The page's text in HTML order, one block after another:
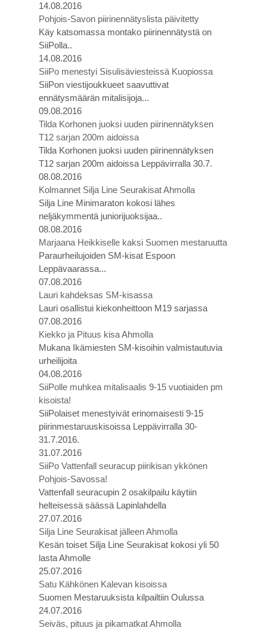
14.08.2016
Pohjois-Savon piirinennätyslista päivitetty
Käy katsomassa montako piirinennätystä on
SiiPolla..
14.08.2016
SiiPo menestyi Sisulisäviesteissä Kuopiossa
SiiPon viestijoukkueet saavuttivat
ennätysmäärän mitalisijoja...
09.08.2016
Tilda Korhonen juoksi uuden piirinennätyksen
T12 sarjan 200m aidoissa
Tilda Korhonen juoksi uuden piirinennätyksen
T12 sarjan 200m aidoissa Leppävirralla 30.7.
08.08.2016
Kolmannet Silja Line Seurakisat Ahmolla
Silja Line Minimaraton kokosi lähes
neljäkymmentä juniorijuoksijaa..
08.08.2016
Marjaana Heikkiselle kaksi Suomen mestaruutta
Paraurheilujoiden SM-kisat Espoon
Leppävaarassa...
07.08.2016
Lauri kahdeksas SM-kisassa
Lauri osallistui kiekonheittoon M19 sarjassa
07.08.2016
Kiekko ja Pituus kisa Ahmolla
Mukana Ikämiesten SM-kisoihin valmistautuvia
urheilijoita
04.08.2016
SiiPolle muhkea mitalisaalis 9-15 vuotiaiden pm
kisoista!
SiiPolaiset menestyivät erinomaisesti 9-15
piirinmestaruuskisoissa Leppävirralla 30-
31.7.2016.
31.07.2016
SiiPo Vattenfall seuracup piirikisan ykkönen
Pohjois-Savossa!
Vattenfall seuracupin 2 osakilpailu käytiin
helteisessä säässä Lapinlahdella
27.07.2016
Silja Line Seurakisat jälleen Ahmolla
Kesän toiset Silja Line Seurakisat kokosi yli 50
lasta Ahmolle
25.07.2016
Satu Kähkönen Kalevan kisoissa
Suomen Mestaruuksista kilpailtiin Oulussa
24.07.2016
Seiväs, pituus ja pikamatkat Ahmolla